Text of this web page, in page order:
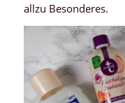
allzu Besonderes.